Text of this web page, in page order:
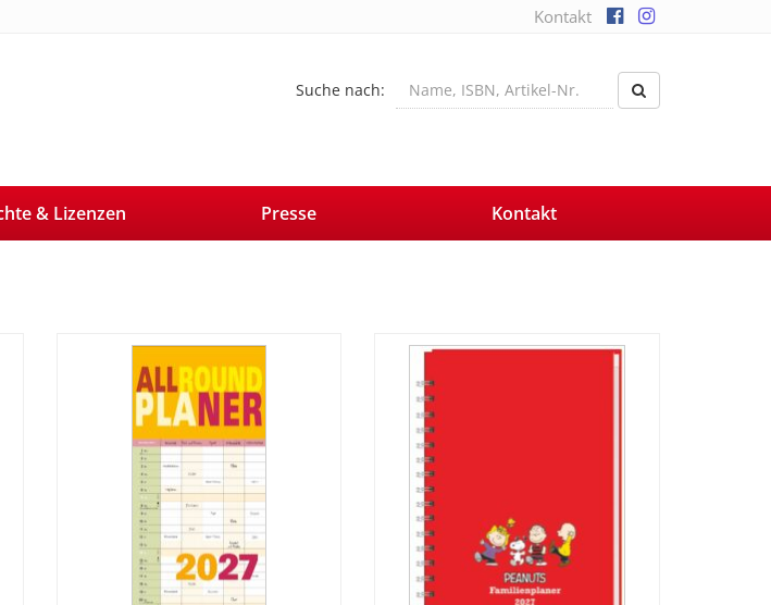
Kontakt
Suche nach:
& Lizenzen Presse Kontakt